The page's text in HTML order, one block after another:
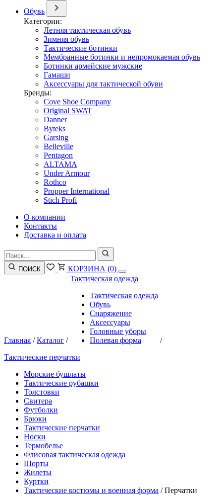
Обувь
Категории:
Летняя тактическая обувь
Зимняя обувь
Тактические ботинки
Мембранные ботинки и непромокаемая обувь
Ботинки армейские мужские
Гамаши
Аксессуары для тактической обуви
Бренды:
Cove Shoe Company
Original SWAT
Danner
Byteks
Garsing
Belleville
Pentagon
ALTAMA
Under Armour
Rothco
Propper International
Stich Profi
О компании
Контакты
Доставка и оплата
ПОИСК КОРЗИНА (0)
Главная /Каталог /
Тактическая одежда
Тактическая одежда
Обувь
Снаряжение
Аксессуары
Головные уборы
Полевая форма
/
Тактические перчатки
Морские бушлаты
Тактические рубашки
Толстовки
Свитера
Футболки
Брюки
Тактические перчатки
Носки
Термобелье
Флисовая тактическая одежда
Шорты
Жилеты
Куртки
Тактические костюмы и военная форма /Перчатки